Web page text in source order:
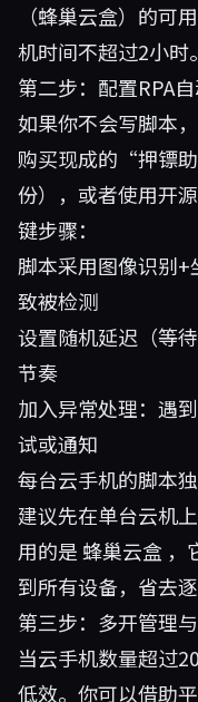
（蜂巢云盒）的可
机时间不超过2小时。
第二步：配置RPA
如果你不会写脚本
购买现成的“押镖
份），或者使用开
键步骤：
脚本采用图像识别
致被检测
设置随机延迟（等
节奏
加入异常处理：遇
试或通知
每台云手机的脚本
建议先在单台云机
用的是 蜂巢云盒 ，
到所有设备，省去
第三步：多开管理
当云手机数量超过
低效。你可以借助